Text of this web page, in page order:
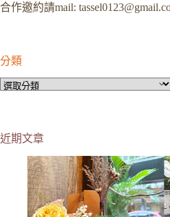
合作邀約請mail:
分類
分
近期文章